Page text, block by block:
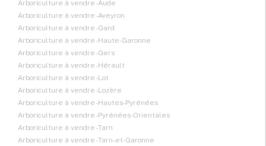
Arboriculture à vendre - Aude
Arboriculture à vendre - Aveyron
Arboriculture à vendre - Gard
Arboriculture à vendre - Haute-Garonne
Arboriculture à vendre - Gers
Arboriculture à vendre - Hérault
Arboriculture à vendre - Lot
Arboriculture à vendre - Lozère
Arboriculture à vendre - Hautes-Pyrénées
Arboriculture à vendre - Pyrénées-Orientales
Arboriculture à vendre - Tarn
Arboriculture à vendre - Tarn-et-Garonne